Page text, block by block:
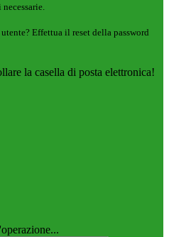
Effettua il reset della password
la casella di posta elettronica!